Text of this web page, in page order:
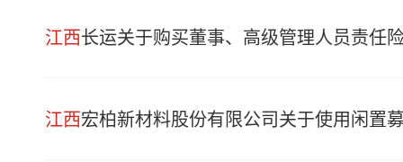
江西长运关于购买董事、高级管理人员责任
江西宏柏新材料股份有限公司关于使用闲置